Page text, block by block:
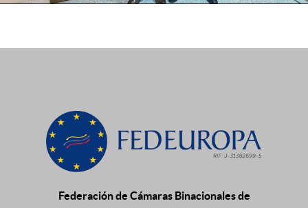
Federación de Cámaras Binacionales de